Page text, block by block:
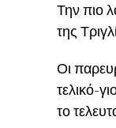
Την πιο
της
Οι
τελικό-
το